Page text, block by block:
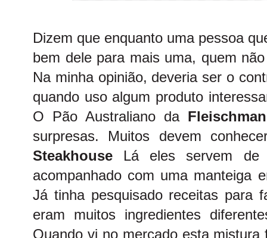
Dizem que enquanto uma pessoa
bem dele para mais uma, quem
Na minha opinião, deveria ser o
quando uso algum produto
O Pão Australiano da
surpresas. Muitos devem
Steakhouse Lá eles servem de
acompanhado com uma manteiga
Já tinha pesquisado receitas para
eram muitos ingredientes
Quando vi no mercado esta